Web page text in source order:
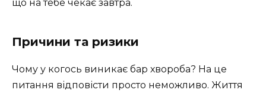
що на тебе чекає завтра.
Причини та ризики
Чому у когось виникає бар хвороба? На це
питання відповісти просто неможливо. Життя